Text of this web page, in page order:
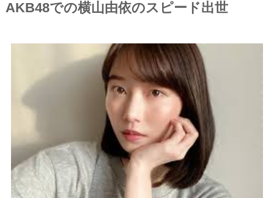
AKB48での横山由依のスピード出世